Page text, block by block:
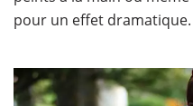
pour un effet dramatique.